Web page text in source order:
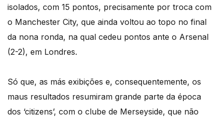
isolados, com 15 pontos, precisamente por troca com
o Manchester City, que ainda voltou ao topo no final
da nona ronda, na qual cedeu pontos ante o Arsenal
(2-2), em Londres.
Só que, as más exibições e, consequentemente, os
maus resultados resumiram grande parte da época
dos ‘citizens’, com o clube de Merseyside, que não